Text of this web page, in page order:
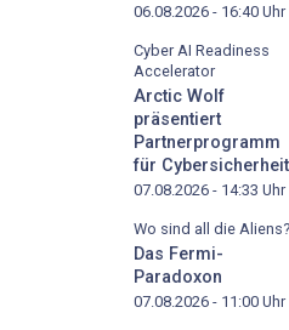
06.08.2026 - 16:40 Uhr
Cyber AI Readiness
Accelerator
Arctic Wolf
präsentiert
Partnerprogramm
für Cybersicherheit
07.08.2026 - 14:33 Uhr
Wo sind all die Aliens?
Das Fermi-
Paradoxon
07.08.2026 - 11:00 Uhr